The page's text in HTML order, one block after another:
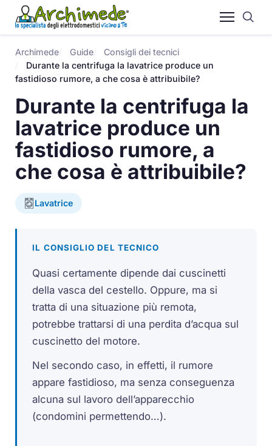
Archimede Guide
Consigli dei tecnici
Durante la centrifuga la lavatrice produce un
fastidioso rumore, a che cosa è attribuibile?
Durante la centrifuga la
lavatrice produce un
fastidioso rumore, a
che cosa è attribuibile?
Lavatrice
IL CONSIGLIO DEL TECNICO
Quasi certamente dipende dai cuscinetti
della vasca del cestello. Oppure, ma si
tratta di una situazione più remota,
potrebbe trattarsi di una perdita d’acqua sul
cuscinetto del motore.
Nel secondo caso, in effetti, il rumore
appare fastidioso, ma senza conseguenza
alcuna sul lavoro dell’apparecchio
(condomini permettendo…).